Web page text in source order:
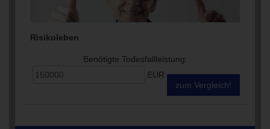
Risikoleben
Benötigte Todesfallleistung:
EUR
zum Vergleich!